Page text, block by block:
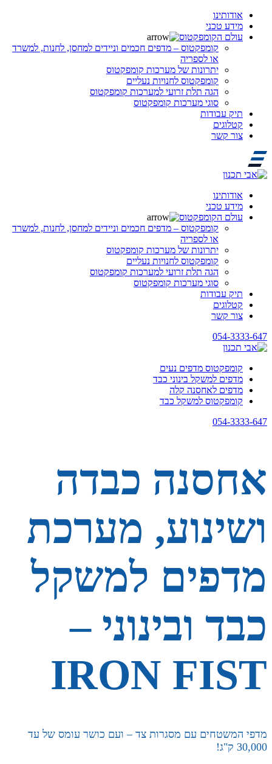
אודותינו
מידע טכני
עולם הקומפקטוס
קומפקטוס – מדפים חכמים וניידים למחסן, לחנות, למשרד
או לספריה
יתרונות של מערכות קומפקטוס
קומפקטוס לחנויות נעליים
הגה תלת זרועי למערכות קומפקטוס
סוגי מערכות קומפקטוס
תיק עבודות
קטלוגים
צור קשר
אודותינו
מידע טכני
עולם הקומפקטוס
קומפקטוס – מדפים חכמים וניידים למחסן, לחנות, למשרד
או לספריה
יתרונות של מערכות קומפקטוס
קומפקטוס לחנויות נעליים
הגה תלת זרועי למערכות קומפקטוס
סוגי מערכות קומפקטוס
תיק עבודות
קטלוגים
צור קשר
054-3333-647
קומפקטוס מדפים נעים
מדפים למשקל בינוני כבד
מדפים לאחסנה קלה
קומפקטוס למשקל כבד
054-3333-647
אחסנה כבדה
ושינוע, מערכת
מדפים למשקל
כבד ובינוני –
IRON FIST
מדפי המשטחים עם מסגרות צד – ועם כושר עומס של עד
30,000 ק"ג!